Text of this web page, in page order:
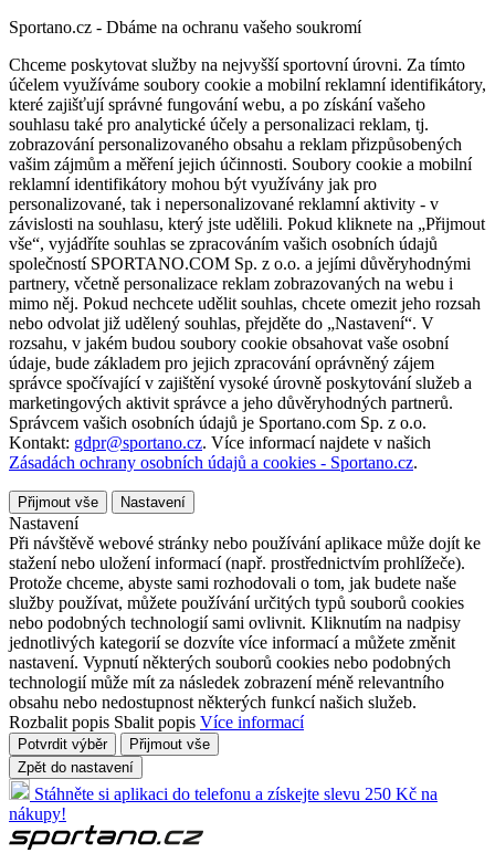
Sportano.cz - Dbáme na ochranu vašeho soukromí
Chceme poskytovat služby na nejvyšší sportovní úrovni. Za tímto
účelem využíváme soubory cookie a mobilní reklamní identifikátory,
které zajišťují správné fungování webu, a po získání vašeho
souhlasu také pro analytické účely a personalizaci reklam, tj.
zobrazování personalizovaného obsahu a reklam přizpůsobených
vašim zájmům a měření jejich účinnosti. Soubory cookie a mobilní
reklamní identifikátory mohou být využívány jak pro
personalizované, tak i nepersonalizované reklamní aktivity - v
závislosti na souhlasu, který jste udělili. Pokud kliknete na „Přijmout
vše“, vyjádříte souhlas se zpracováním vašich osobních údajů
společností SPORTANO.COM Sp. z o.o. a jejími důvěryhodnými
partnery, včetně personalizace reklam zobrazovaných na webu i
mimo něj. Pokud nechcete udělit souhlas, chcete omezit jeho rozsah
nebo odvolat již udělený souhlas, přejděte do „Nastavení“. V
rozsahu, v jakém budou soubory cookie obsahovat vaše osobní
údaje, bude základem pro jejich zpracování oprávněný zájem
správce spočívající v zajištění vysoké úrovně poskytování služeb a
marketingových aktivit správce a jeho důvěryhodných partnerů.
Správcem vašich osobních údajů je Sportano.com Sp. z o.o.
Kontakt: gdpr@sportano.cz. Více informací najdete v našich
Zásadách ochrany osobních údajů a cookies - Sportano.cz.
Přijmout vše Nastavení
Nastavení
Při návštěvě webové stránky nebo používání aplikace může dojít ke
stažení nebo uložení informací (např. prostřednictvím prohlížeče).
Protože chceme, abyste sami rozhodovali o tom, jak budete naše
služby používat, můžete používání určitých typů souborů cookies
nebo podobných technologií sami ovlivnit. Kliknutím na nadpisy
jednotlivých kategorií se dozvíte více informací a můžete změnit
nastavení. Vypnutí některých souborů cookies nebo podobných
technologií může mít za následek zobrazení méně relevantního
obsahu nebo nedostupnost některých funkcí našich služeb.
Rozbalit popis Sbalit popis Více informací
Potvrdit výběr
Přijmout vše
Zpět do nastavení
Stáhněte si aplikaci do telefonu a získejte slevu 250 Kč na
nákupy!